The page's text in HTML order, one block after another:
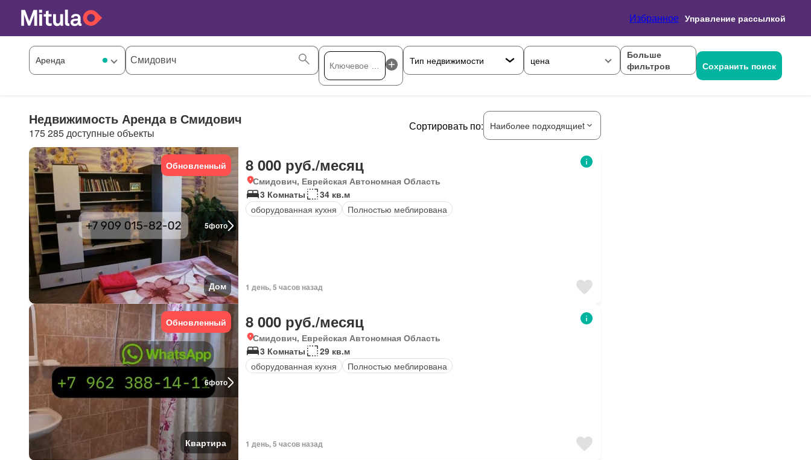
Избранное Управление рассылкой
цена
Больше
фильтров
Сохранить поиск
Недвижимость Аренда в Смидович
175 285 доступные объекты
Сортировать по: Наиболее подходящиеt
5фото
Обновленный
Дом
8 000 руб./месяц
Смидович, Еврейская Автономная Область
3 Комнаты
34 кв.м
оборудованная кухня
Полностью меблирована
1 день, 5 часов назад
6фото
Обновленный
Квартира
8 000 руб./месяц
Смидович, Еврейская Автономная Область
3 Комнаты
29 кв.м
оборудованная кухня
Полностью меблирована
1 день, 5 часов назад